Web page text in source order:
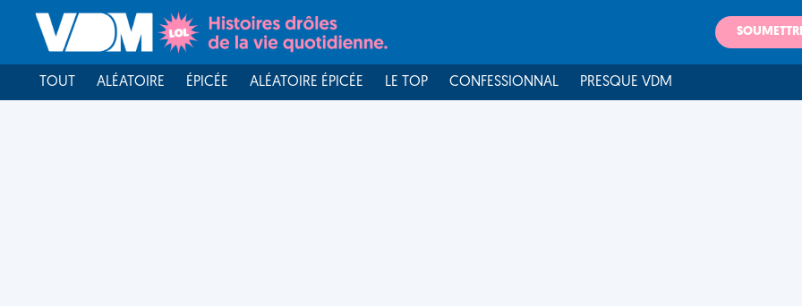
TOUT ALÉATOIRE ÉPICÉE ALÉATOIRE ÉPICÉE LE TOP CONFESSIONNAL PRESQUE VDM